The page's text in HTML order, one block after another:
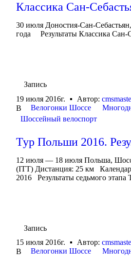
Классика Сан-
30 июля Доностия-Сан-
года Результаты Классика Сан-
Запись
19 июля 2016г.
Автор:
В
Велогонки Шоссе
Шоссейный велоспорт
Тур Польши 2016.
12 июля — 18 июля Польша,
(ITT) Дистанция: 25 км
2016 Результаты седьмого
Запись
15 июля 2016г.
Автор:
В
Велогонки Шоссе